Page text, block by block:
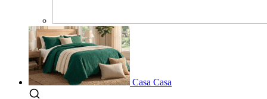
Casa Casa